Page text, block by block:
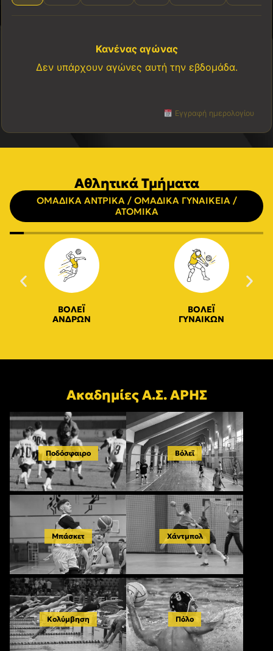
Κανένας αγώνας
Δεν υπάρχουν αγώνες αυτή την εβδομάδα.
Εγγραφή ημερολογίου
Αθλητικά Τμήματα
ΟΜΑΔΙΚΑ ΑΝΤΡΙΚΑ / ΟΜΑΔΙΚΑ ΓΥΝΑΙΚΕΙΑ /
ΑΤΟΜΙΚΑ
ΒΟΛΕΪ
ΑΝΔΡΩΝ
ΒΟΛΕΪ
ΓΥΝΑΙΚΩΝ
Ακαδημίες Α.Σ. ΑΡΗΣ
Ποδόσφαιρο Βόλεϊ
Μπάσκετ Χάντμπολ
Κολύμβηση Πόλο